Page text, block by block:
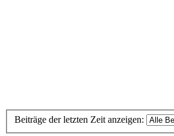
Beiträge der letzten Zeit anzeigen: